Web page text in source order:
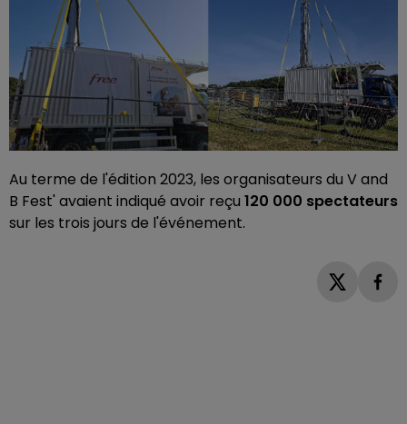
Au terme de l'édition 2023, les organisateurs du V and
B Fest' avaient indiqué avoir reçu 120 000 spectateurs
sur les trois jours de l'événement.